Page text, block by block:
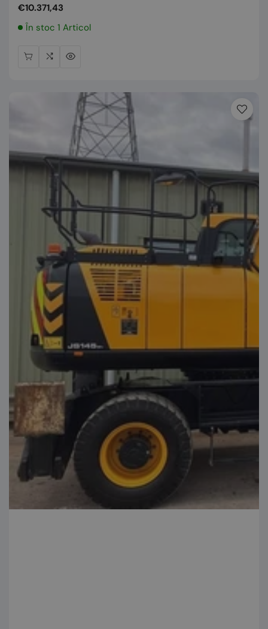
Preț
normal
€10.371,43
În stoc 1 Articol